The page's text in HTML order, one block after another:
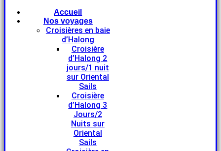
Accueil
Nos voyages
Croisières en baie
d’Halong
Croisière
d’Halong 2
jours/1 nuit
sur Oriental
Sails
Croisière
d’Halong 3
Jours/2
Nuits sur
Oriental
Sails